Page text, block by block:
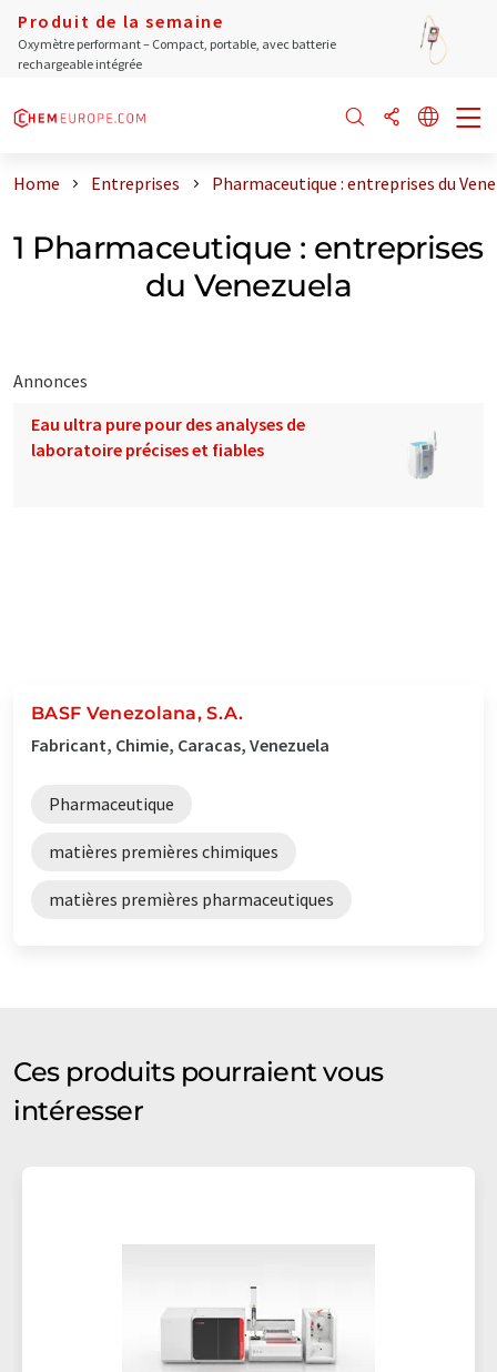
Produit de la semaine
Oxymètre performant – Compact, portable, avec batterie
rechargeable intégrée
Home Entreprises Pharmaceutique : entreprises du
1 Pharmaceutique : entreprises
du Venezuela
Annonces
Eau ultra pure pour des analyses de
laboratoire précises et fiables
BASF Venezolana, S.A.
Fabricant, Chimie, Caracas, Venezuela
Pharmaceutique
matières premières chimiques
matières premières pharmaceutiques
Ces produits pourraient vous
intéresser